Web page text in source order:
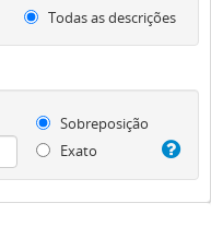
Todas as descrições
Sobreposição
Exato